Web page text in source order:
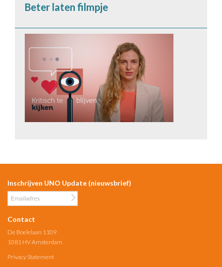
Beter laten filmpje
Inschrijven UNO Update (nieuwsbrief)
Contact
De Boelelaan 1109
1081 HV Amsterdam
Privacy Statement